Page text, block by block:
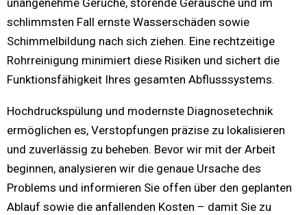
unangenehme Gerüche, störende Geräusche und im
schlimmsten Fall ernste Wasserschäden sowie
Schimmelbildung nach sich ziehen. Eine rechtzeitige
Rohrreinigung minimiert diese Risiken und sichert die
Funktionsfähigkeit Ihres gesamten Abflusssystems.
Hochdruckspülung und modernste Diagnosetechnik
ermöglichen es, Verstopfungen präzise zu lokalisieren
und zuverlässig zu beheben. Bevor wir mit der Arbeit
beginnen, analysieren wir die genaue Ursache des
Problems und informieren Sie offen über den geplanten
Ablauf sowie die anfallenden Kosten – damit Sie zu